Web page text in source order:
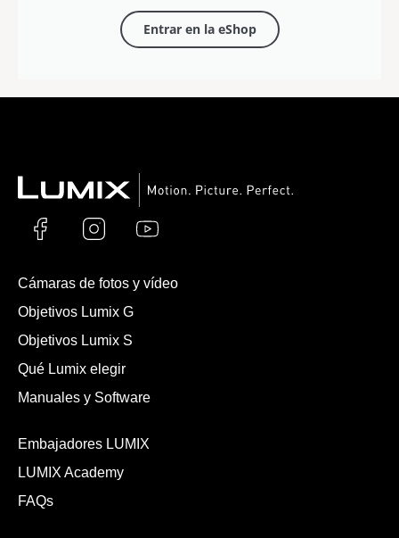
Entrar en la eShop
Cámaras de fotos y vídeo
Objetivos Lumix G
Objetivos Lumix S
Qué Lumix elegir
Manuales y Software
Embajadores LUMIX
LUMIX Academy
FAQs